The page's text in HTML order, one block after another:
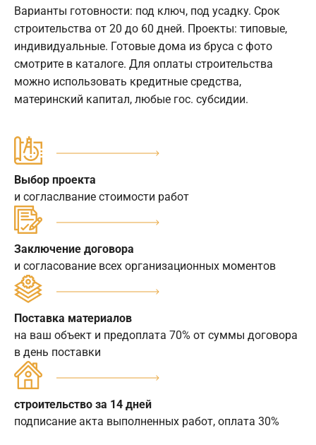
Варианты готовности: под ключ, под усадку. Срок
строительства от 20 до 60 дней. Проекты: типовые,
индивидуальные. Готовые дома из бруса с фото
смотрите в каталоге. Для оплаты строительства
можно использовать кредитные средства,
материнский капитал, любые гос. субсидии.
Выбор проекта
и согласлвание стоимости работ
Заключение договора
и согласование всех организационных моментов
Поставка материалов
на ваш объект и предоплата 70% от суммы договора
в день поставки
строительство за 14 дней
подписание акта выполненных работ, оплата 30%